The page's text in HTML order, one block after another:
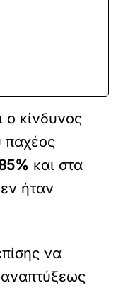
ο κίνδυνος
παχέος
και στα
ήταν
να